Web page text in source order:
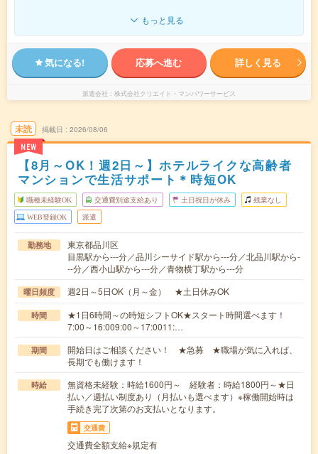
もっと見る
気になる! 応募へ進む 詳しく見る
派遣会社 株式会社クリエイト・マンパワーサービス
未読
NEW
掲載日 2026/08/06
【8月～OK！週2日～】ホテルライクな高齢者
マンションで生活サポート＊時短OK
職種未経験OK 交通費別途支給あり 土日祝日が休み 残業なし
WEB登録OK 派遣
勤務地
東京都品川区
目黒駅から---分／品川シーサイド駅から---分／北品川駅から-
--分／西小山駅から---分／青物横丁駅から---分
曜日頻度 週2日～5日OK（月～金） ★土日休みOK
時間
★1日6時間～の時短シフトOK★スタート時間選べます！
7:00～16:009:00～17:0011:…
期間
開始日はご相談ください！ ★急募 ★職場が気に入れば、
長期でも働けます！
時給
無資格未経験：時給1600円～ 経験者：時給1800円～★日
払い／週払い制度あり（月払いも選べます）※稼働開始時は
手続き完了次第のお支払いとなります。
交通費
交通費全額支給※規定有